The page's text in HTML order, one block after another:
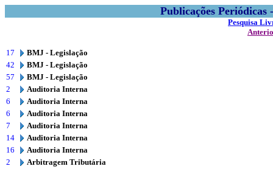
Publicações
Pesquisa
17
BMJ - Legislação
42
BMJ - Legislação
57
BMJ - Legislação
2
Auditoria Interna
6
Auditoria Interna
6
Auditoria Interna
7
Auditoria Interna
14
Auditoria Interna
16
Auditoria Interna
2
Arbitragem Tributária